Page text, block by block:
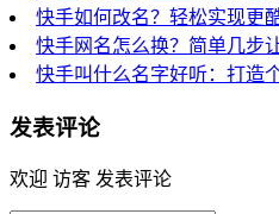
快手如何改名？轻松实现更
快手网名怎么换？简单几步
快手叫什么名字好听：打造
发表评论
欢迎 访客 发表评论